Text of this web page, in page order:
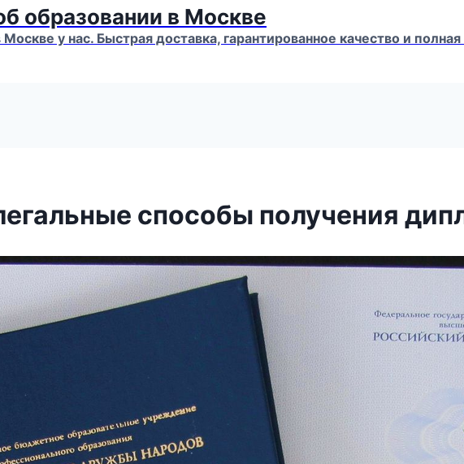
образовании в Москве
у нас. Быстрая доставка, гарантированное качество и
способы получения